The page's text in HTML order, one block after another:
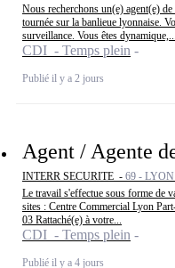
Nous recherchons un(e) agent(e)
tournée sur la banlieue lyonnaise.
surveillance. Vous êtes dynamique,...
CDI - Temps plein
Publié il y a 2 jours
Agent / Agente
INTERR SECURITE - 69 -
Le travail s'effectue sous forme de
sites : Centre Commercial Lyon
03 Rattaché(e) à votre...
CDI - Temps plein
Publié il y a 4 jours